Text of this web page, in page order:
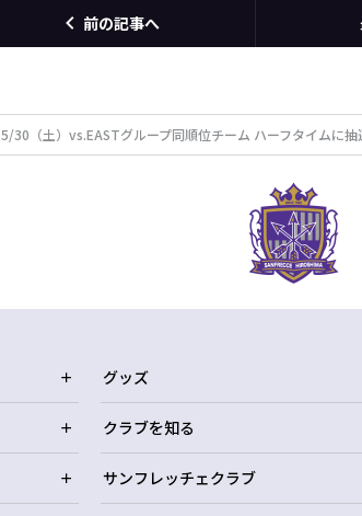
前の記事へ
5/30（土）vs.EASTグループ同順位チーム ハーフタイムに
グッズ
クラブを知る
サンフレッチェクラブ